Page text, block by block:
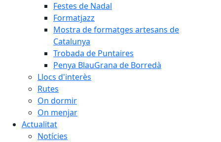
Festes de Nadal
Formatjazz
Mostra de formatges artesans de
Catalunya
Trobada de Puntaires
Penya BlauGrana de Borredà
Llocs d'interès
Rutes
On dormir
On menjar
Actualitat
Notícies